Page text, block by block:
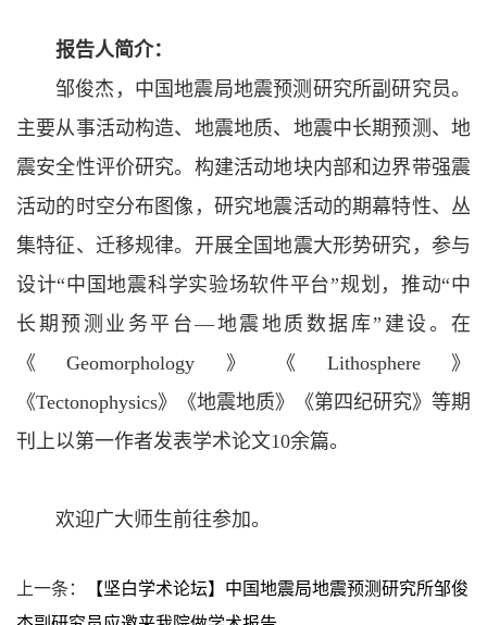
报告人简介：
邹俊杰，中国地震局地震预测研究所副研究员。
主要从事活动构造、地震地质、地震中长期预测、地
震安全性评价研究。构建活动地块内部和边界带强震
活动的时空分布图像，研究地震活动的期幕特性、丛
集特征、迁移规律。开展全国地震大形势研究，参与
设计“中国地震科学实验场软件平台”规划，推动“中
长期预测业务平台—地震地质数据库”建设。在
《Geomorphology》《Lithosphere》
《Tectonophysics》《地震地质》《第四纪研究》等期
刊上以第一作者发表学术论文10余篇。
欢迎广大师生前往参加。
上一条：
【坚白学术论坛】中国地震局地震预测研究所邹俊